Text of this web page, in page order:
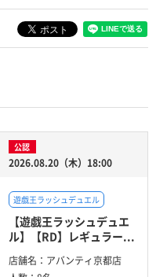
公認
2026.08.20（木）18:00
遊戯王ラッシュデュエル
【遊戯王ラッシュデュエ
ル】【RD】レギュラー...
店舗名： アバンティ京都店